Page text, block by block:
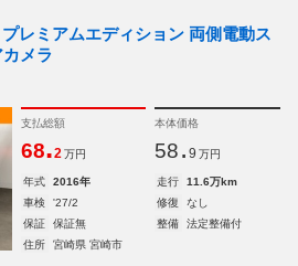
レミアムエディション 両側電動ス
メラ
支払総額
68.2 万円
本体価格
58. 9 万円
年式 2016年 走行
11.6万km
車検
'27/2 修復
なし
保証
保証無 整備
法定整備付
住所
宮崎県 宮崎市